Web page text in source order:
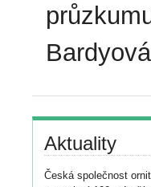
Bardyová
Aktuality
Česká společnost